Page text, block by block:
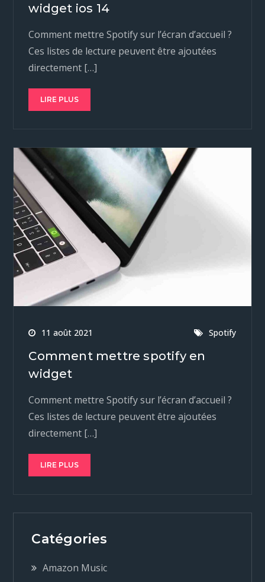
widget ios 14
Comment mettre Spotify sur l’écran d’accueil ?
Ces listes de lecture peuvent être ajoutées
directement […]
LIRE PLUS
11 août 2021 Spotify
Comment mettre spotify en
widget
Comment mettre Spotify sur l’écran d’accueil ?
Ces listes de lecture peuvent être ajoutées
directement […]
LIRE PLUS
Catégories
Amazon Music